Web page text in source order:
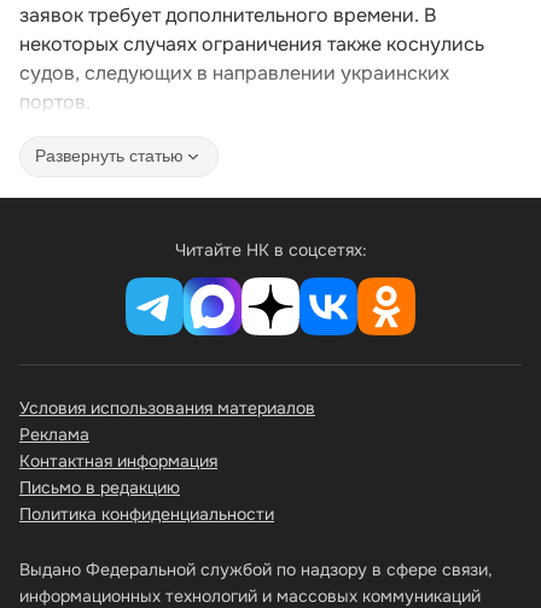
заявок требует дополнительного времени. В
некоторых случаях ограничения также коснулись
судов, следующих в направлении украинских
портов.
Развернуть статью
Читайте НК в соцсетях:
Выдано Федеральной службой по надзору в сфере связи,
информационных технологий и массовых коммуникаций
Условия использования материалов
Реклама
Контактная информация
Письмо в редакцию
Политика конфиденциальности